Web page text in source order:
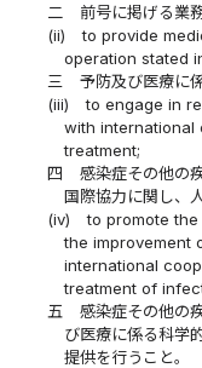
二
前号に掲げる業
(ii)
to provide
operation stated
三
予防及び医療に
(iii)
to engage in
with international
treatment;
四
感染症その他の
国際協力に関し、
(iv)
to promote
the improvement
international
treatment of
五
感染症その他の
び医療に係る科学
提供を行うこと。